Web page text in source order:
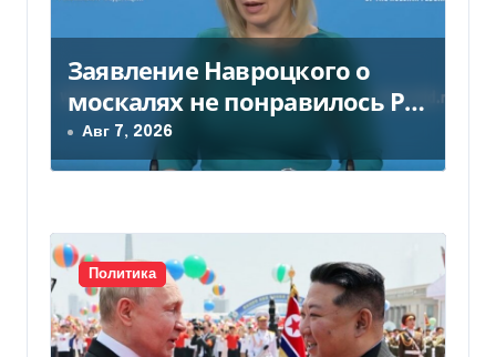
Заявление Навроцкого о
москалях не понравилось РФ
— видео
Авг 7, 2026
Политика